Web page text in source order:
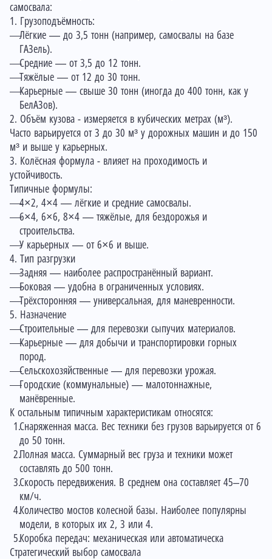
самосвала:
1. Грузоподъёмность:
Лёгкие — до 3,5 тонн (например, самосвалы на базе
ГАЗель).
Средние — от 3,5 до 12 тонн.
Тяжёлые — от 12 до 30 тонн.
Карьерные — свыше 30 тонн (иногда до 400 тонн, как у
БелАЗов).
2. Объём кузова - измеряется в кубических метрах (м³).
Часто варьируется от 3 до 30 м³ у дорожных машин и до 150
м³ и выше у карьерных.
3. Колёсная формула - влияет на проходимость и
устойчивость.
Типичные формулы:
4×2, 4×4 — лёгкие и средние самосвалы.
6×4, 6×6, 8×4 — тяжёлые, для бездорожья и
строительства.
У карьерных — от 6×6 и выше.
4. Тип разгрузки
Задняя — наиболее распространённый вариант.
Боковая — удобна в ограниченных условиях.
Трёхсторонняя — универсальная, для маневренности.
5. Назначение
Строительные — для перевозки сыпучих материалов.
Карьерные — для добычи и транспортировки горных
пород.
Сельскохозяйственные — для перевозки урожая.
Городские (коммунальные) — малотоннажные,
манёвренные.
К остальным типичным характеристикам относятся:
Снаряженная масса. Вес техники без грузов варьируется от 6
до 50 тонн.
Полная масса. Суммарный вес груза и техники может
составлять до 500 тонн.
Скорость передвижения. В среднем она составляет 45–70
км/ч.
Количество мостов колесной базы. Наиболее популярны
модели, в которых их 2, 3 или 4.
Коробка передач: механическая или автоматическа
Стратегический выбор самосвала